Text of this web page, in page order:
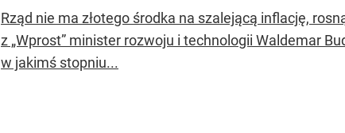
Rząd nie ma złotego środka na szalejącą inflację,
z „Wprost” minister rozwoju i technologii Waldemar
w jakimś stopniu...